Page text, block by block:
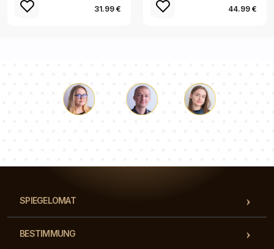
31.99 € 44.99 €
SPIEGELOMAT
BESTIMMUNG